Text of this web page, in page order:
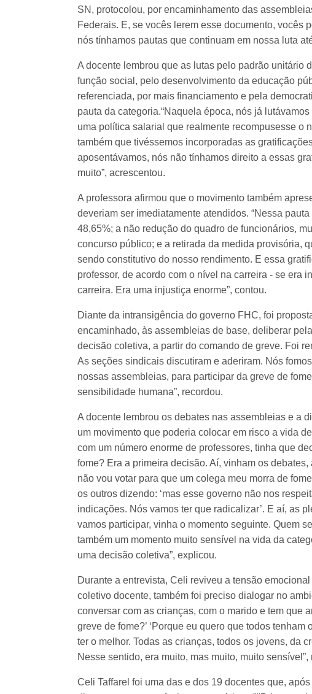
SN, protocolou, por encaminhamento das
Federais. E, se vocês lerem esse documento, vocês
nós tínhamos pautas que continuam em nossa luta
A docente lembrou que as lutas pelo padrão unitário
função social, pelo desenvolvimento da educação
referenciada, por mais financiamento e pela
pauta da categoria.“Naquela época, nós já
uma política salarial que realmente recompusesse o
também que tivéssemos incorporadas as
aposentávamos, nós não tínhamos direito a essas
muito”, acrescentou.
A professora afirmou que o movimento também
deveriam ser imediatamente atendidos. “Nessa
48,65%; a não redução do quadro de funcionários,
concurso público; e a retirada da medida provisória,
sendo constitutivo do nosso rendimento. E essa
professor, de acordo com o nível na carreira - se era
carreira. Era uma injustiça enorme”, contou.
Diante da intransigência do governo FHC, foi
encaminhado, às assembleias de base, deliberar
decisão coletiva, a partir do comando de greve. Foi
As seções sindicais discutiram e aderiram. Nós
nossas assembleias, para participar da greve de
sensibilidade humana”, recordou.
A docente lembrou os debates nas assembleias e a
um movimento que poderia colocar em risco a vida
com um número enorme de professores, tinha que
fome? Era a primeira decisão. Aí, vinham os
não vou votar para que um colega meu morra de
os outros dizendo: ‘mas esse governo não nos
indicações. Nós vamos ter que radicalizar’. E aí, as
vamos participar, vinha o momento seguinte. Quem
também um momento muito sensível na vida da
uma decisão coletiva”, explicou.
Durante a entrevista, Celi reviveu a tensão
coletivo docente, também foi preciso dialogar no
conversar com as crianças, com o marido e tem que
greve de fome?’ ‘Porque eu quero que todos
ter o melhor. Todas as crianças, todos os jovens, da
Nesse sentido, era muito, mas muito, muito
Celi Taffarel foi uma das e dos 19 docentes que,